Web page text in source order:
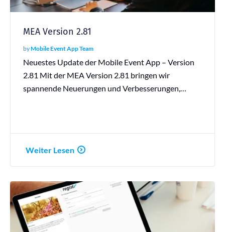
MEA Version 2.81
byMobile Event App Team
Neuestes Update der Mobile Event App – Version
2.81 Mit der MEA Version 2.81 bringen wir
spannende Neuerungen und Verbesserungen,…
Weiter Lesen